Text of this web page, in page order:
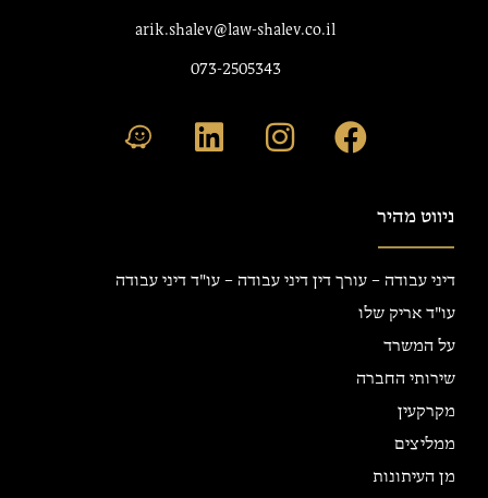
arik.shalev@law-shalev.co.il
073-2505343
ניווט מהיר
דיני עבודה – עורך דין דיני עבודה – עו"ד דיני עבודה
עו"ד אריק שלו
על המשרד
שירותי החברה
מקרקעין
ממליצים
מן העיתונות